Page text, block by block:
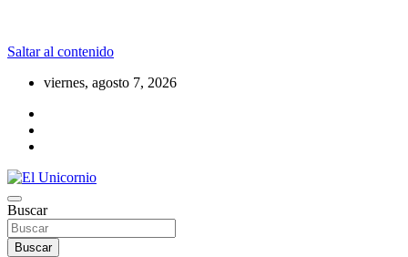
Saltar al contenido
viernes, agosto 7, 2026
El Unicornio
La realidad supera la fantasía
Buscar
Buscar